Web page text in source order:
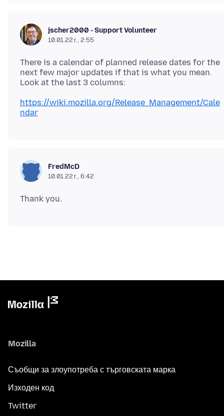
jscher2000 - Support Volunteer
10.01.22 г., 2:55
There is a calendar of planned release dates for the
next few major updates if that is what you mean.
https://wiki.mozilla.org/Release_Management/Cale
ndar
FredMcD
10.01.22 г., 6:42
Mozilla
Съобщи за злоупотреба с търговската марка
Изходен код
Twitter